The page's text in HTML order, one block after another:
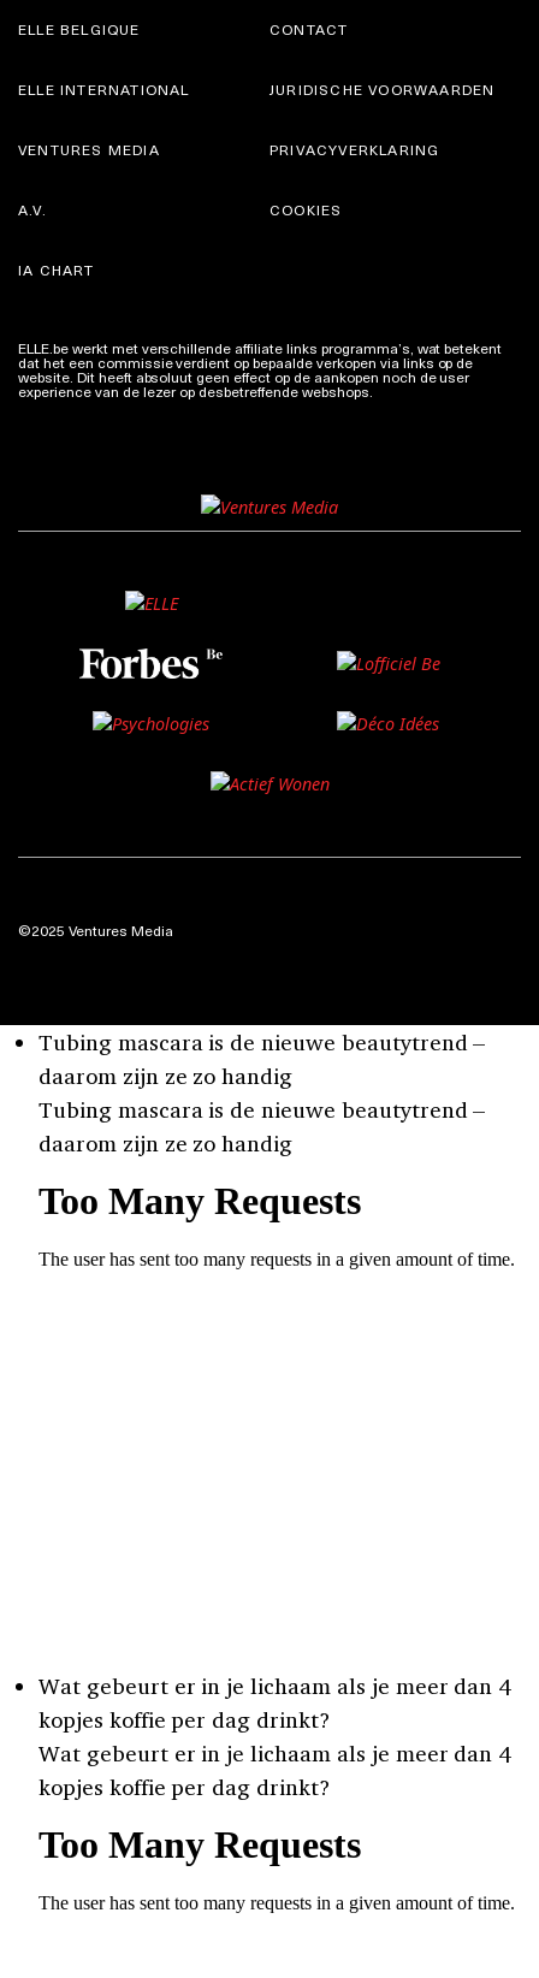
ELLE BELGIQUE CONTACT
ELLE INTERNATIONAL
VENTURES MEDIA
JURIDISCHE VOORWAARDEN
PRIVACYVERKLARING
A.V.
IA CHART
COOKIES
ELLE.be werkt met verschillende affiliate links programma’s, wat betekent
dat het een commissie verdient op bepaalde verkopen via links op de
website. Dit heeft absoluut geen effect op de aankopen noch de user
experience van de lezer op desbetreffende webshops.
©2025 Ventures Media
Tubing mascara is de nieuwe beautytrend –
daarom zijn ze zo handig
Tubing mascara is de nieuwe beautytrend –
daarom zijn ze zo handig
Wat gebeurt er in je lichaam als je meer dan 4
kopjes koffie per dag drinkt?
Wat gebeurt er in je lichaam als je meer dan 4
kopjes koffie per dag drinkt?